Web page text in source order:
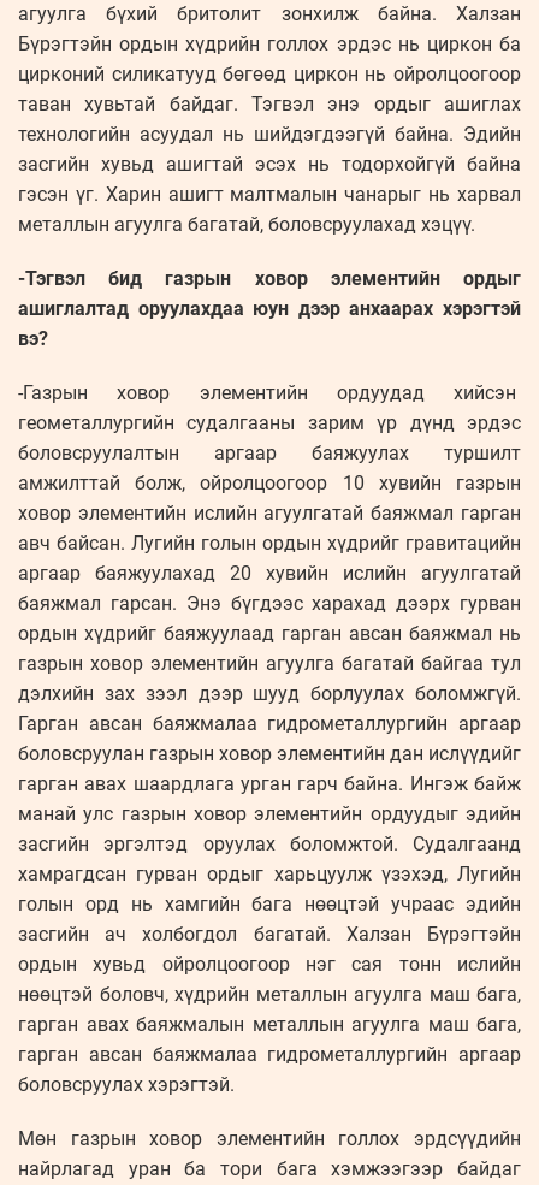
агуулга бүхий бритолит зонхилж байна. Халзан
Бүрэгтэйн ордын хүдрийн голлох эрдэс нь циркон ба
цирконий силикатууд бөгөөд циркон нь ойролцоогоор
таван хувьтай байдаг. Тэгвэл энэ ордыг ашиглах
технологийн асуудал нь шийдэгдээгүй байна. Эдийн
засгийн хувьд ашигтай эсэх нь тодорхойгүй байна
гэсэн үг. Харин ашигт малтмалын чанарыг нь харвал
металлын агуулга багатай, боловсруулахад хэцүү.
-Тэгвэл бид газрын ховор элементийн ордыг
ашиглалтад оруулахдаа юун дээр анхаарах хэрэгтэй
вэ?
-Газрын ховор элементийн ордуудад хийсэн
геометаллургийн судалгааны зарим үр дүнд эрдэс
боловсруулалтын аргаар баяжуулах туршилт
амжилттай болж, ойролцоогоор 10 хувийн газрын
ховор элементийн ислийн агуулгатай баяжмал гарган
авч байсан. Лугийн голын ордын хүдрийг гравитацийн
аргаар баяжуулахад 20 хувийн ислийн агуулгатай
баяжмал гарсан. Энэ бүгдээс харахад дээрх гурван
ордын хүдрийг баяжуулаад гарган авсан баяжмал нь
газрын ховор элементийн агуулга багатай байгаа тул
дэлхийн зах зээл дээр шууд борлуулах боломжгүй.
Гарган авсан баяжмалаа гидрометаллургийн аргаар
боловсруулан газрын ховор элементийн дан ислүүдийг
гарган авах шаардлага урган гарч байна. Ингэж байж
манай улс газрын ховор элементийн ордуудыг эдийн
засгийн эргэлтэд оруулах боломжтой. Судалгаанд
хамрагдсан гурван ордыг харьцуулж үзэхэд, Лугийн
голын орд нь хамгийн бага нөөцтэй учраас эдийн
засгийн ач холбогдол багатай. Халзан Бүрэгтэйн
ордын хувьд ойролцоогоор нэг сая тонн ислийн
нөөцтэй боловч, хүдрийн металлын агуулга маш бага,
гарган авах баяжмалын металлын агуулга маш бага,
гарган авсан баяжмалаа гидрометаллургийн аргаар
боловсруулах хэрэгтэй.
Мөн газрын ховор элементийн голлох эрдсүүдийн
найрлагад уран ба тори бага хэмжээгээр байдаг